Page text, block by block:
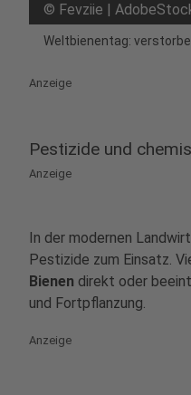
© Fevziie |
Weltbienentag:
Anzeige
Pestizide und
Anzeige
In der modernen
Pestizide zum Einsatz.
Bienen direkt oder
und Fortpflanzung.
Anzeige